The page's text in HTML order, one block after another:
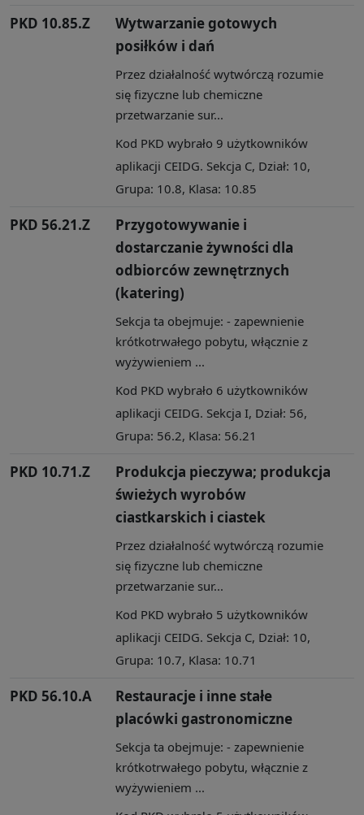
PKD 10.85.Z
Wytwarzanie gotowych
posiłków i dań
Przez działalność wytwórczą rozumie
się fizyczne lub chemiczne
przetwarzanie sur...
Kod PKD wybrało 9 użytkowników
aplikacji CEIDG. Sekcja C, Dział: 10,
Grupa: 10.8, Klasa: 10.85
PKD 56.21.Z
Przygotowywanie i
dostarczanie żywności dla
odbiorców zewnętrznych
(katering)
Sekcja ta obejmuje: - zapewnienie
krótkotrwałego pobytu, włącznie z
wyżywieniem ...
Kod PKD wybrało 6 użytkowników
aplikacji CEIDG. Sekcja I, Dział: 56,
Grupa: 56.2, Klasa: 56.21
PKD 10.71.Z
Produkcja pieczywa; produkcja
świeżych wyrobów
ciastkarskich i ciastek
Przez działalność wytwórczą rozumie
się fizyczne lub chemiczne
przetwarzanie sur...
Kod PKD wybrało 5 użytkowników
aplikacji CEIDG. Sekcja C, Dział: 10,
Grupa: 10.7, Klasa: 10.71
PKD 56.10.A
Restauracje i inne stałe
placówki gastronomiczne
Sekcja ta obejmuje: - zapewnienie
krótkotrwałego pobytu, włącznie z
wyżywieniem ...